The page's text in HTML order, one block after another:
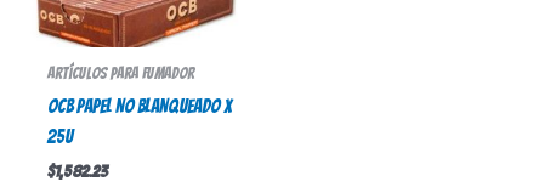
Artículos para fumador
OCB PAPEL NO BLANQUEADO X
25U
$1,582.23